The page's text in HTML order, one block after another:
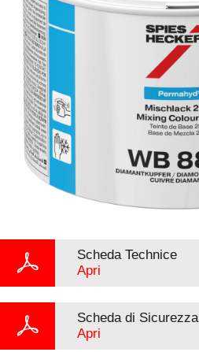
Scheda Technice
Apri
Scheda di Sicurezza
Apri